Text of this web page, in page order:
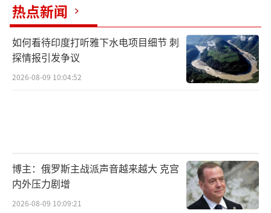
热点新闻
如何看待印度打听雅下水电项目细节 刺
探情报引发争议
2026-08-09 10:04:52
博主：俄罗斯主战派声音越来越大 克宫
内外压力剧增
2026-08-09 10:09:21